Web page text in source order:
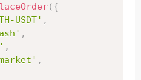
( {
USDT' ,
,
,
,